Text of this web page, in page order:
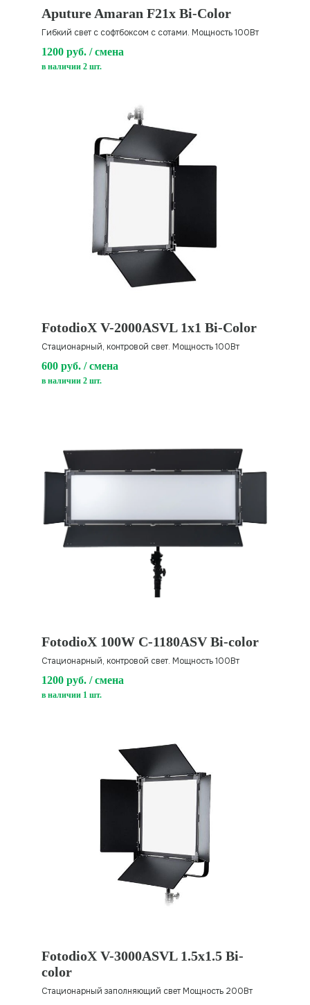
Aputure Amaran F21x Bi-Color
Гибкий свет с софтбоксом с сотами. Мощность 100Вт
1200 руб. / смена
в наличии 2 шт.
FotodioX V-2000ASVL 1x1 Bi-Color
Стационарный, контровой свет. Мощность 100Вт
600 руб. / смена
в наличии 2 шт.
FotodioX 100W C-1180ASV Bi-color
Стационарный, контровой свет. Мощность 100Вт
1200 руб. / смена
в наличии 1 шт.
FotodioX V-3000ASVL 1.5x1.5 Bi-
color
Стационарный заполняющий свет Мощность 200Вт